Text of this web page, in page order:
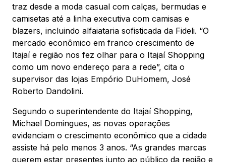
traz desde a moda casual com calças, bermudas e
camisetas até a linha executiva com camisas e
blazers, incluindo alfaiataria sofisticada da Fideli. “O
mercado econômico em franco crescimento de
Itajaí e região nos fez olhar para o Itajaí Shopping
como um novo endereço para a rede”, cita o
supervisor das lojas Empório DuHomem, José
Roberto Dandolini.
Segundo o superintendente do Itajaí Shopping,
Michael Domingues, as novas operações
evidenciam o crescimento econômico que a cidade
assiste há pelo menos 3 anos. “As grandes marcas
querem estar presentes junto ao público da região e